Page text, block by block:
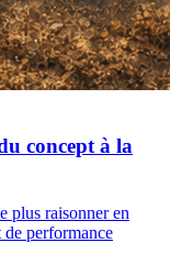
concept à la
plus raisonner en
de performance